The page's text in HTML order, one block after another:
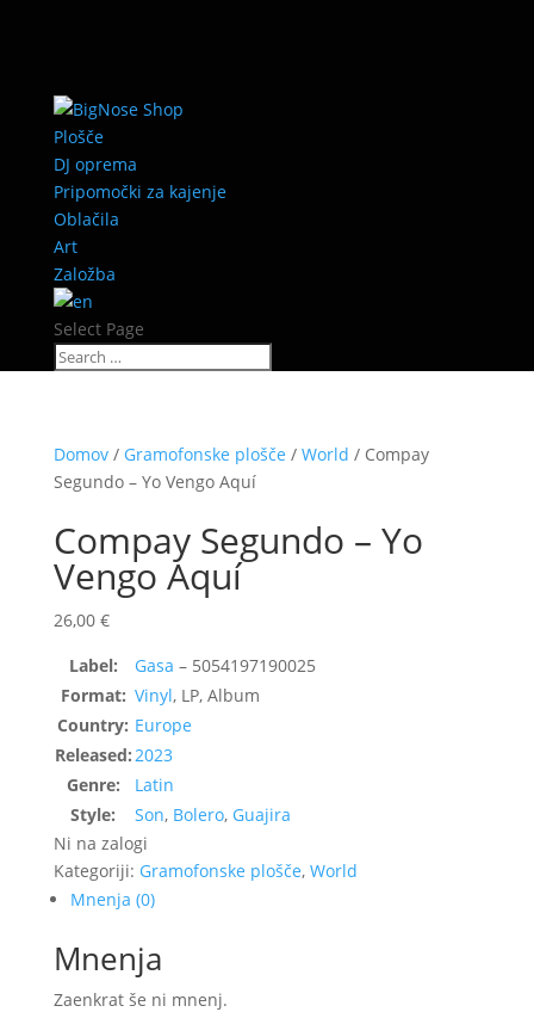
Plošče
DJ oprema
Pripomočki za kajenje
Oblačila
Art
Založba
Select Page
Domov/ Gramofonske plošče / World / Compay
Segundo – Yo Vengo Aquí
Compay Segundo – Yo
Vengo Aquí
26,00 €
Label:
Gasa – 5054197190025
Format: Vinyl, LP, Album
Country: Europe
Released:2023
Genre:
Latin
Style:
Son, Bolero, Guajira
Ni na zalogi
Kategoriji: Gramofonske plošče, World
Mnenja (0)
Mnenja
Zaenkrat še ni mnenj.